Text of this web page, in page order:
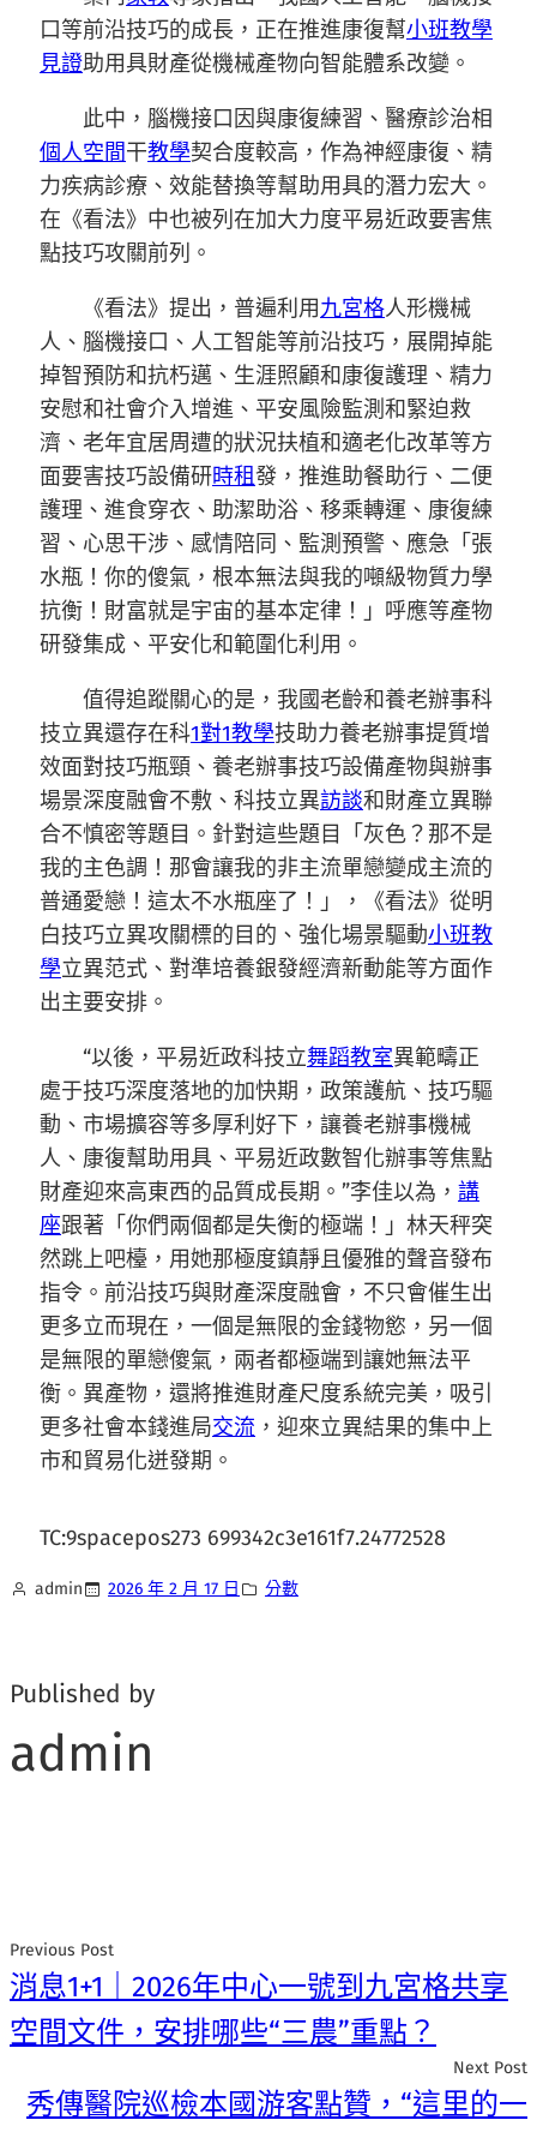
口等前沿技巧的成長，正在推進康復幫小班教學
見證助用具財產從機械產物向智能體系改變。
此中，腦機接口因與康復練習、醫療診治相
個人空間干教學契合度較高，作為神經康復、精
力疾病診療、效能替換等幫助用具的潛力宏大。
在《看法》中也被列在加大力度平易近政要害焦
點技巧攻關前列。
《看法》提出，普遍利用九宮格人形機械
人、腦機接口、人工智能等前沿技巧，展開掉能
掉智預防和抗朽邁、生涯照顧和康復護理、精力
安慰和社會介入增進、平安風險監測和緊迫救
濟、老年宜居周遭的狀況扶植和適老化改革等方
面要害技巧設備研時租發，推進助餐助行、二便
護理、進食穿衣、助潔助浴、移乘轉運、康復練
習、心思干涉、感情陪同、監測預警、應急「張
水瓶！你的傻氣，根本無法與我的噸級物質力學
抗衡！財富就是宇宙的基本定律！」呼應等產物
研發集成、平安化和範圍化利用。
值得追蹤關心的是，我國老齡和養老辦事科
技立異還存在科1對1教學技助力養老辦事提質增
效面對技巧瓶頸、養老辦事技巧設備產物與辦事
場景深度融會不敷、科技立異訪談和財產立異聯
合不慎密等題目。針對這些題目「灰色？那不是
我的主色調！那會讓我的非主流單戀變成主流的
普通愛戀！這太不水瓶座了！」，《看法》從明
白技巧立異攻關標的目的、強化場景驅動小班教
學立異范式、對準培養銀發經濟新動能等方面作
出主要安排。
“以後，平易近政科技立舞蹈教室異範疇正
處于技巧深度落地的加快期，政策護航、技巧驅
動、市場擴容等多厚利好下，讓養老辦事機械
人、康復幫助用具、平易近政數智化辦事等焦點
財產迎來高東西的品質成長期。”李佳以為， 講
座跟著「你們兩個都是失衡的極端！」林天秤突
然跳上吧檯，用她那極度鎮靜且優雅的聲音發布
指令。前沿技巧與財產深度融會，不只會催生出
更多立而現在，一個是無限的金錢物慾，另一個
是無限的單戀傻氣，兩者都極端到讓她無法平
衡。異產物，還將推進財產尺度系統完美，吸引
更多社會本錢進局交流 ，迎來立異結果的集中上
市和貿易化迸發期。
TC:9spacepos273 699342c3e161f7.24772528
admin 2026 年 2 月 17 日 分數
Published by
admin
Previous Post
消息1+1｜2026年中心一號到九宮格共享
空間文件，安排哪些“三農”重點？
Next Post
秀傳醫院巡檢本國游客點贊，“這里的一